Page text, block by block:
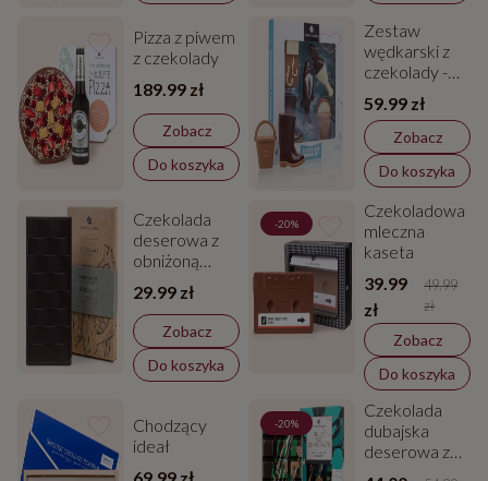
Pizza z piwem
z czekolady
189.99 zł
Zobacz
Do koszyka
Zestaw
wędkarski z
czekolady -
prezent dla
wędkarza
59.99 zł
Zobacz
Do koszyka
Czekolada
deserowa z
obniżoną
zawartością
cukru - 80%
kakao
29.99 zł
Zobacz
Do koszyka
-20%
Czekoladowa
mleczna
kaseta
39.99
zł
49.99
zł
Zobacz
Do koszyka
Chodzący
ideał
-20%
Czekolada
dubajska
deserowa z